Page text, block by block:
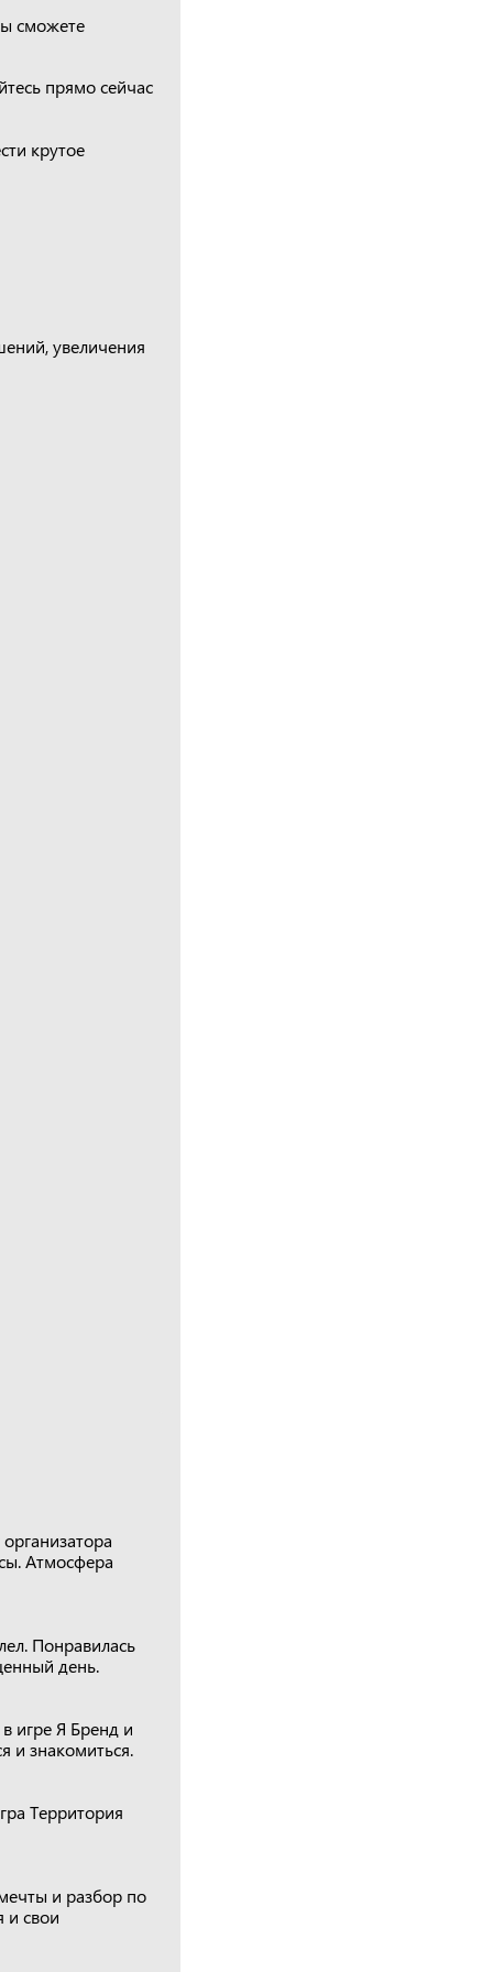
сможете
прямо сейчас
крутое
увеличения
Атмосфера
Понравилась
день.
игре Я Бренд и
и знакомиться.
Территория
и разбор по
и свои